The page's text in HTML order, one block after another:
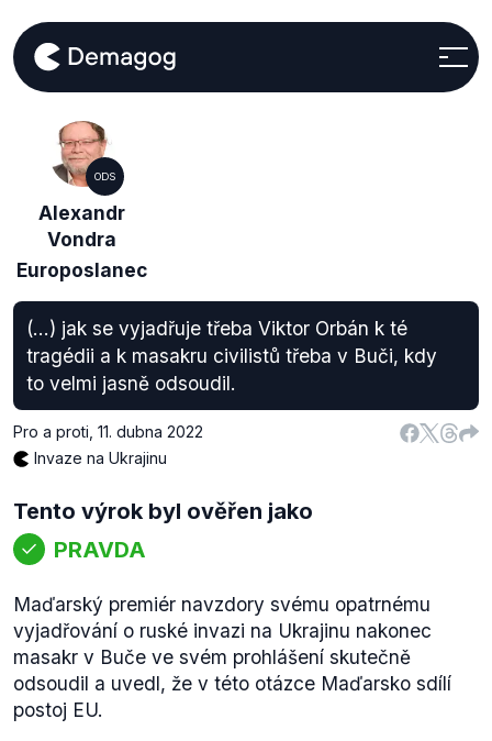
ODS
Alexandr
Vondra
Europoslanec
(...) jak se vyjadřuje třeba Viktor Orbán k té
tragédii a k masakru civilistů třeba v Buči, kdy
to velmi jasně odsoudil.
Pro a proti 11. dubna 2022
Invaze na Ukrajinu
Tento výrok byl ověřen jako
PRAVDA
Maďarský premiér navzdory svému opatrnému
vyjadřování o ruské invazi na Ukrajinu nakonec
masakr v Buče ve svém prohlášení skutečně
odsoudil a uvedl, že v této otázce Maďarsko sdílí
postoj EU.